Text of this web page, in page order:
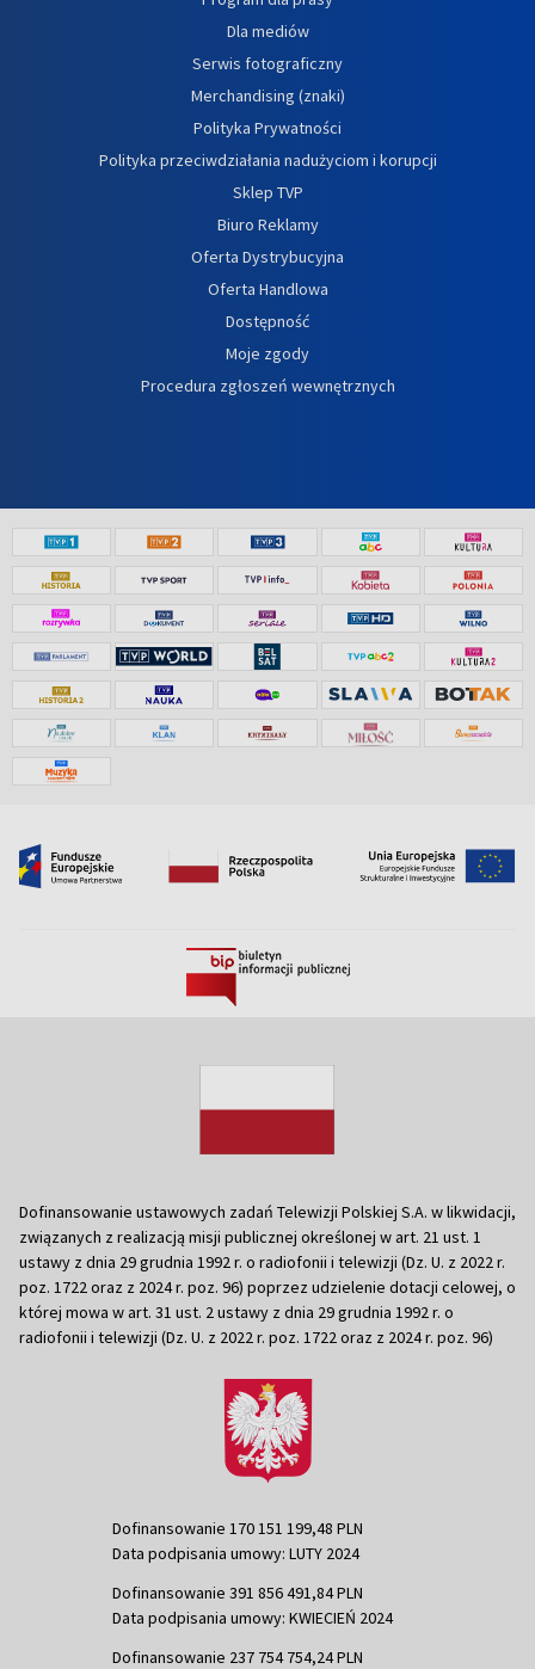
Dla mediów
Serwis fotograficzny
Merchandising (znaki)
Polityka Prywatności
Polityka przeciwdziałania nadużyciom i korupcji
Sklep TVP
Biuro Reklamy
Oferta Dystrybucyjna
Oferta Handlowa
Dostępność
Moje zgody
Procedura zgłoszeń wewnętrznych
Dofinansowanie ustawowych zadań Telewizji Polskiej S.A. w likwidacji,
związanych z realizacją misji publicznej określonej w art. 21 ust. 1
ustawy z dnia 29 grudnia 1992 r. o radiofonii i telewizji (Dz. U. z 2022 r.
poz. 1722 oraz z 2024 r. poz. 96) poprzez udzielenie dotacji celowej, o
której mowa w art. 31 ust. 2 ustawy z dnia 29 grudnia 1992 r. o
radiofonii i telewizji (Dz. U. z 2022 r. poz. 1722 oraz z 2024 r. poz. 96)
Dofinansowanie 170 151 199,48 PLN
Data podpisania umowy: LUTY 2024
Dofinansowanie 391 856 491,84 PLN
Data podpisania umowy: KWIECIEŃ 2024
Dofinansowanie 237 754 754,24 PLN